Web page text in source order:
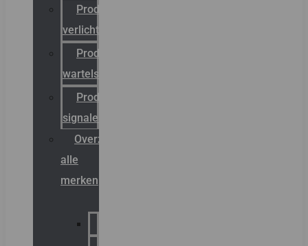
Productcatalogus
verlichting
Productcatalogus
wartels
Productcatalogus
signalering
Overzicht
alle
merken